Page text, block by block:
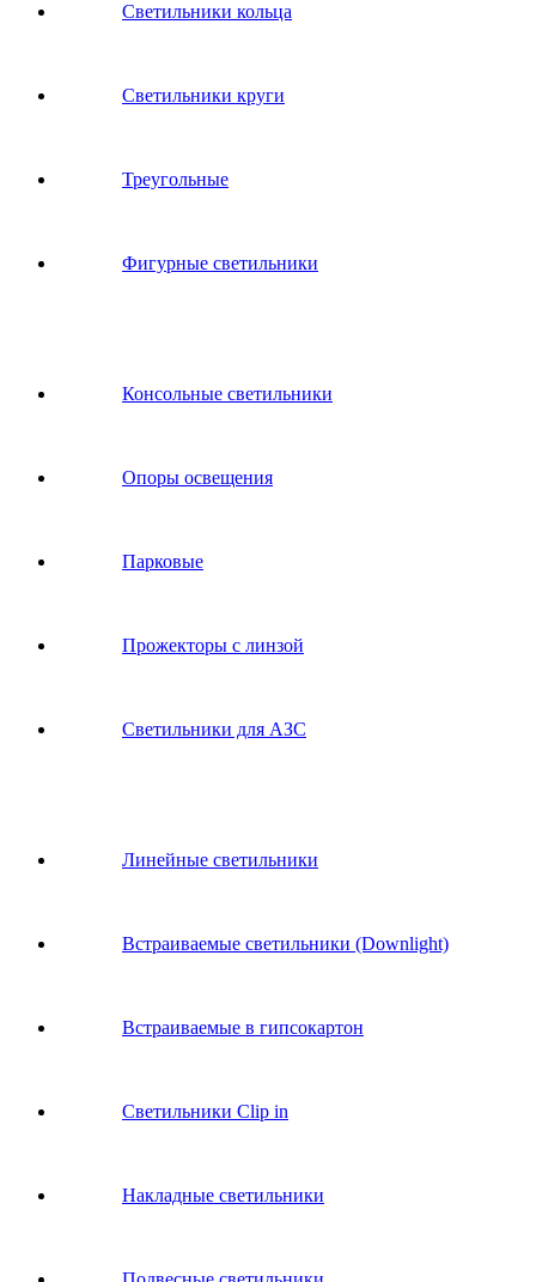
Светильники кольца
Светильники круги
Треугольные
Фигурные светильники
Консольные светильники
Опоры освещения
Парковые
Прожекторы с линзой
Светильники для АЗС
Линейные светильники
Встраиваемые светильники (Downlight)
Встраиваемые в гипсокартон
Светильники Clip in
Накладные светильники